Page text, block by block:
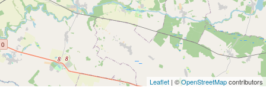
Leaflet | ©OpenStreetMapcontributors